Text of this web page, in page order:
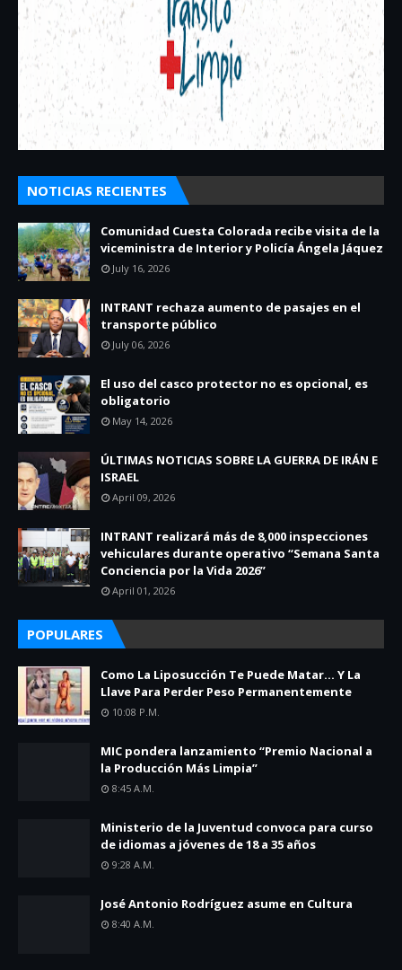
NOTICIAS RECIENTES
Comunidad Cuesta Colorada recibe visita de la
viceministra de Interior y Policía Ángela Jáquez
July 16, 2026
INTRANT rechaza aumento de pasajes en el
transporte público
July 06, 2026
El uso del casco protector no es opcional, es
obligatorio
May 14, 2026
ÚLTIMAS NOTICIAS SOBRE LA GUERRA DE IRÁN E
ISRAEL
April 09, 2026
INTRANT realizará más de 8,000 inspecciones
vehiculares durante operativo “Semana Santa
Conciencia por la Vida 2026”
April 01, 2026
POPULARES
Como La Liposucción Te Puede Matar… Y La
Llave Para Perder Peso Permanentemente
10:08 P.m.
MIC pondera lanzamiento “Premio Nacional a
la Producción Más Limpia”
8:45 A.m.
Ministerio de la Juventud convoca para curso
de idiomas a jóvenes de 18 a 35 años
9:28 A.m.
José Antonio Rodríguez asume en Cultura
8:40 A.m.